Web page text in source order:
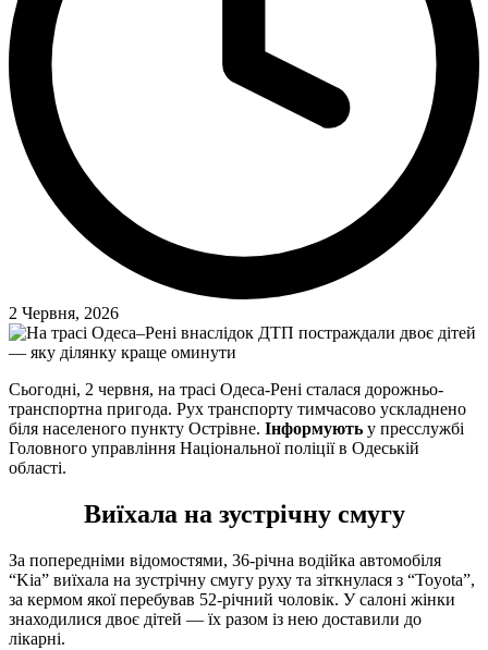
2 Червня, 2026
Сьогодні, 2 червня, на трасі Одеса-Рені сталася дорожньо-
транспортна пригода. Рух транспорту тимчасово ускладнено
біля населеного пункту Острівне. Інформують у пресслужбі
Головного управління Національної поліції в Одеській
області.
Виїхала на зустрічну смугу
За попередніми відомостями, 36-річна водійка автомобіля
“Kia” виїхала на зустрічну смугу руху та зіткнулася з “Toyota”,
за кермом якої перебував 52-річний чоловік. У салоні жінки
знаходилися двоє дітей — їх разом із нею доставили до
лікарні.